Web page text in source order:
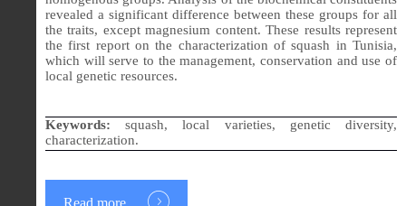
revealed a significant difference between these groups for all
the traits, except magnesium content. These results represent
the first report on the characterization of squash in Tunisia,
which will serve to the management, conservation and use of
local genetic resources.
Keywords:squash, local varieties, genetic diversity,
characterization.
Read more